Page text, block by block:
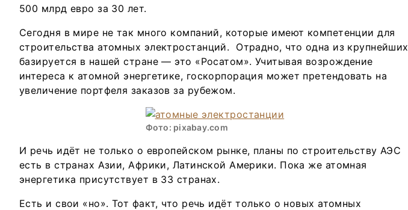
500 млрд евро за 30 лет.
Сегодня в мире не так много компаний, которые имеют компетенции для
строительства атомных электростанций. Отрадно, что одна из крупнейших
базируется в нашей стране — это «Росатом». Учитывая возрождение
интереса к атомной энергетике, госкорпорация может претендовать на
увеличение портфеля заказов за рубежом.
Фото: pixabay.com
И речь идёт не только о европейском рынке, планы по строительству АЭС
есть в странах Азии, Африки, Латинской Америки. Пока же атомная
энергетика присутствует в 33 странах.
Есть и свои «но». Тот факт, что речь идёт только о новых атомных